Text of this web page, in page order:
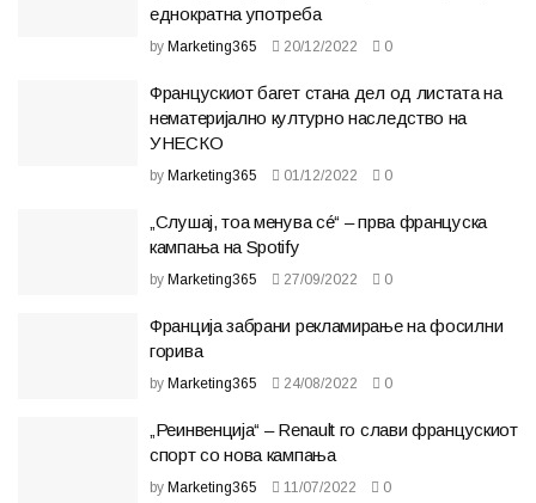
еднократна употреба
by Marketing365 20/12/2022 0
Францускиот багет стана дел од листата на
нематеријално културно наследство на
УНЕСКО
by Marketing365 01/12/2022 0
„Слушај, тоа менува сé“ – прва француска
кампања на Spotify
by Marketing365 27/09/2022 0
Франција забрани рекламирање на фосилни
горива
by Marketing365 24/08/2022 0
„Реинвенција“ – Renault го слави францускиот
спорт со нова кампања
by Marketing365 11/07/2022 0